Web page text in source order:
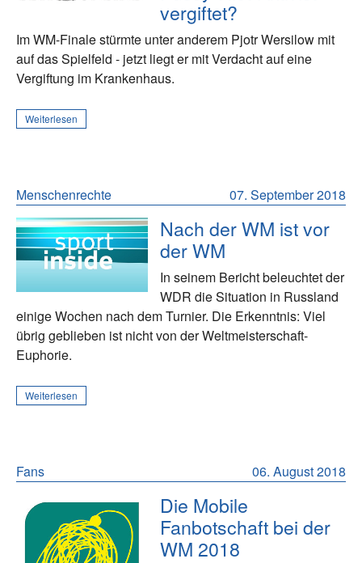
vergiftet?
Im WM-Finale stürmte unter anderem Pjotr Wersilow mit
auf das Spielfeld - jetzt liegt er mit Verdacht auf eine
Vergiftung im Krankenhaus.
Weiterlesen
07. September 2018
Menschenrechte
Nach der WM ist vor
der WM
In seinem Bericht beleuchtet der
WDR die Situation in Russland
einige Wochen nach dem Turnier. Die Erkenntnis: Viel
übrig geblieben ist nicht von der Weltmeisterschaft-
Euphorie.
Weiterlesen
06. August 2018
Fans
Die Mobile
Fanbotschaft bei der
WM 2018